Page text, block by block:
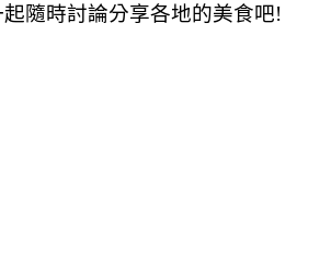
隨時討論分享各地的美食吧!